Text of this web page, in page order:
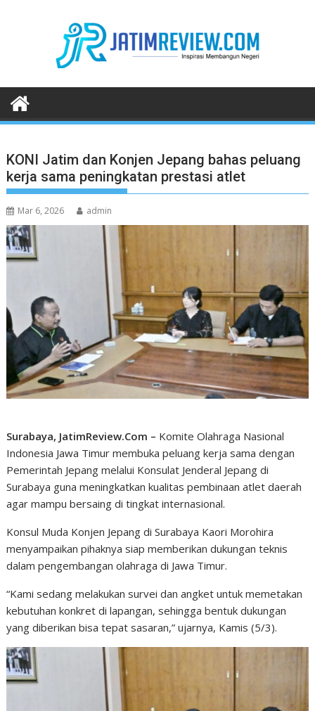
KONI Jatim dan Konjen Jepang bahas peluang
kerja sama peningkatan prestasi atlet
Mar 6, 2026 admin
Surabaya, JatimReview.Com – Komite Olahraga Nasional
Indonesia Jawa Timur membuka peluang kerja sama dengan
Pemerintah Jepang melalui Konsulat Jenderal Jepang di
Surabaya guna meningkatkan kualitas pembinaan atlet daerah
agar mampu bersaing di tingkat internasional.
Konsul Muda Konjen Jepang di Surabaya Kaori Morohira
menyampaikan pihaknya siap memberikan dukungan teknis
dalam pengembangan olahraga di Jawa Timur.
“Kami sedang melakukan survei dan angket untuk memetakan
kebutuhan konkret di lapangan, sehingga bentuk dukungan
yang diberikan bisa tepat sasaran,” ujarnya, Kamis (5/3).